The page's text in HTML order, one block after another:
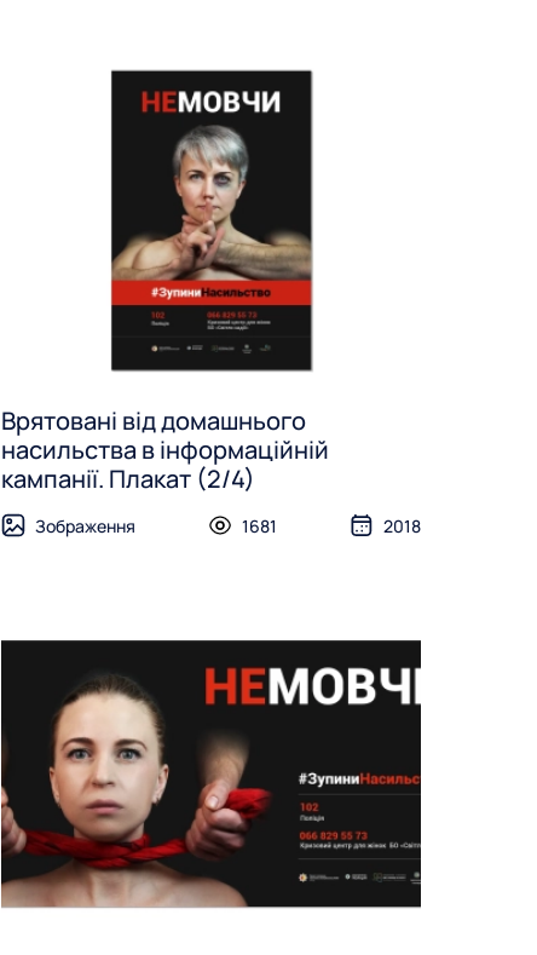
Врятовані від домашнього
насильства в інформаційній
кампанії. Плакат (2/4)
Зображення 1681 2018